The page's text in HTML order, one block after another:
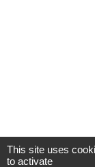
This site uses
to activate